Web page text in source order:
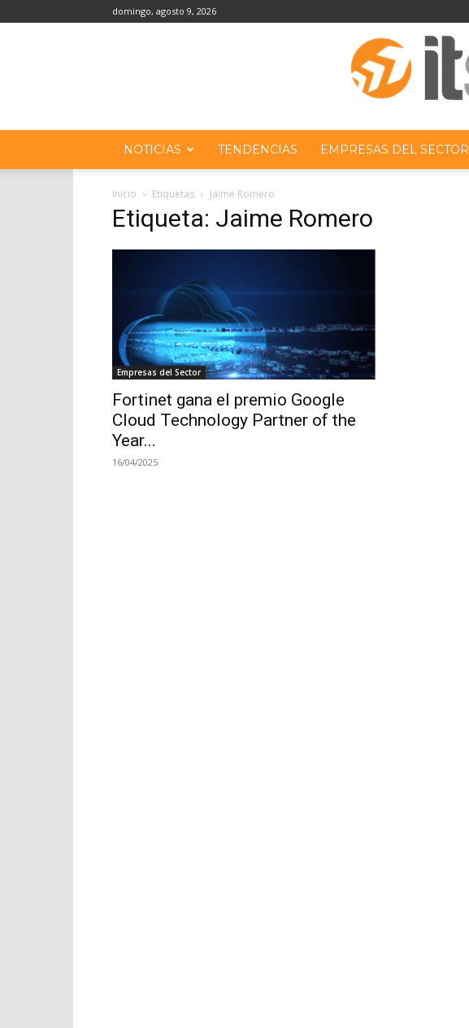
domingo, agosto 9, 2026
NOTICIAS TENDENCIAS EMPRESAS DEL SECTOR
Inicio Etiquetas Jaime Romero
Etiqueta: Jaime Romero
Empresas del Sector
Fortinet gana el premio Google
Cloud Technology Partner of the
Year...
16/04/2025